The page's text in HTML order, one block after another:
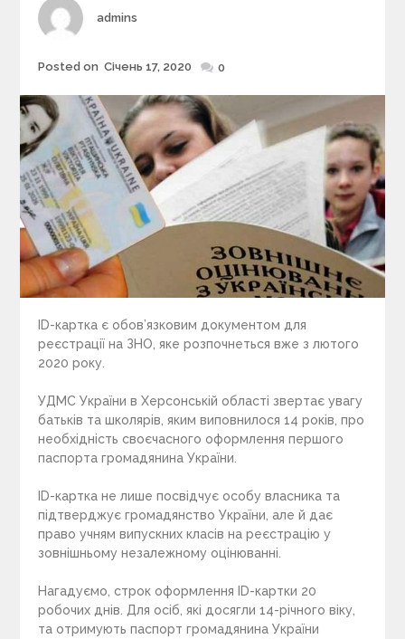
i
e
Author
admins
Posted
Posted on Січень 17, 2020 0
ID-картка є обов’язковим документом для
реєстрації на ЗНО, яке розпочнеться вже з лютого
2020 року.
УДМС України в Херсонській області звертає увагу
батьків та школярів, яким виповнилося 14 років, про
необхідність своєчасного оформлення першого
паспорта громадянина України.
ID-картка не лише посвідчує особу власника та
підтверджує громадянство України, але й дає
право учням випускних класів на реєстрацію у
зовнішньому незалежному оцінюванні.
Нагадуємо, строк оформлення ID-картки 20
робочих днів. Для осіб, які досягли 14-річного віку,
та отримують паспорт громадянина України